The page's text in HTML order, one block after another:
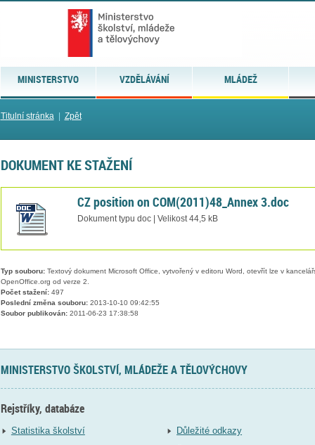
MINISTERSTVO VZDĚLÁVÁNÍ MLÁDEŽ
Titulní stránka| Zpět
DOKUMENT KE STAŽENÍ
CZ position on COM(2011)48_Annex 3.doc
Dokument typu doc | Velikost 44,5 kB
Typ souboru:Textový dokument Microsoft Office, vytvořený v editoru Word, otevřít lze v
OpenOffice.org od verze 2.
Počet stažení:497
Poslední změna souboru:2013-10-10 09:42:55
Soubor publikován:2011-06-23 17:38:58
MINISTERSTVO ŠKOLSTVÍ, MLÁDEŽE A TĚLOVÝCHOVY
Rejstříky, databáze
Statistika školství
Důležité odkazy